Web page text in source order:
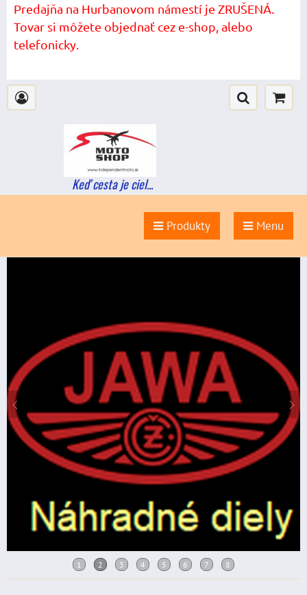
Predajňa na Hurbanovom námestí je ZRUŠENÁ.
Tovar si môžete objednať cez e-shop, alebo
telefonicky.
Keď cesta je ciel...
Produkty Menu